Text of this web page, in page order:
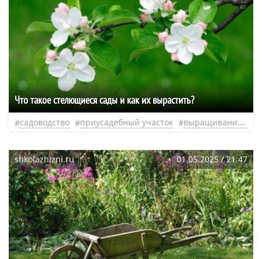
Что такое стелющиеся сады и как их вырастить?
садоводство приусадебный участок выращивание деревьев
shkolazhizni.ru 01.05.2025 / 21:47